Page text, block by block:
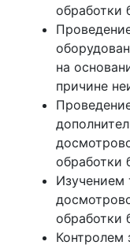
обработки
на
причине
обработки
Изучением
обработки
Контролем